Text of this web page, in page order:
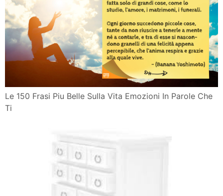
Le 150 Frasi Piu Belle Sulla Vita Emozioni In Parole Che
Ti